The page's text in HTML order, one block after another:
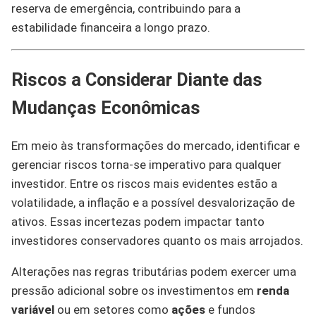
reserva de emergência, contribuindo para a
estabilidade financeira a longo prazo.
Riscos a Considerar Diante das
Mudanças Econômicas
Em meio às transformações do mercado, identificar e
gerenciar riscos torna-se imperativo para qualquer
investidor. Entre os riscos mais evidentes estão a
volatilidade, a inflação e a possível desvalorização de
ativos. Essas incertezas podem impactar tanto
investidores conservadores quanto os mais arrojados.
Alterações nas regras tributárias podem exercer uma
pressão adicional sobre os investimentos em renda
variável ou em setores como ações e fundos